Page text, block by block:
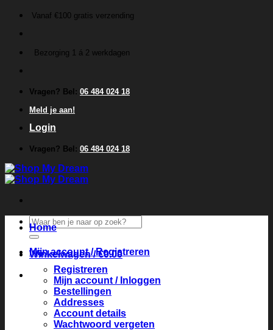
inhoud
Vanaf €100 gratis verzending
Bezorging 1 á 2 werkdagen
Vragen? Bel: 06 484 024 18
Meld je aan!
Login
Vragen? Bel: 06 484 024 18
Zoeken
naar:
Winkelwagen /€0.00
Home
Mijn account / Registreren
Registreren
Mijn account / Inloggen
Bestellingen
Addresses
Account details
Wachtwoord vergeten